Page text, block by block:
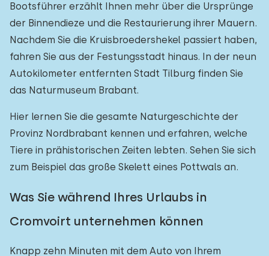
Bootsführer erzählt Ihnen mehr über die Ursprünge
der Binnendieze und die Restaurierung ihrer Mauern.
Nachdem Sie die Kruisbroedershekel passiert haben,
fahren Sie aus der Festungsstadt hinaus. In der neun
Autokilometer entfernten Stadt Tilburg finden Sie
das Naturmuseum Brabant.
Hier lernen Sie die gesamte Naturgeschichte der
Provinz Nordbrabant kennen und erfahren, welche
Tiere in prähistorischen Zeiten lebten. Sehen Sie sich
zum Beispiel das große Skelett eines Pottwals an.
Was Sie während Ihres Urlaubs in
Cromvoirt unternehmen können
Knapp zehn Minuten mit dem Auto von Ihrem